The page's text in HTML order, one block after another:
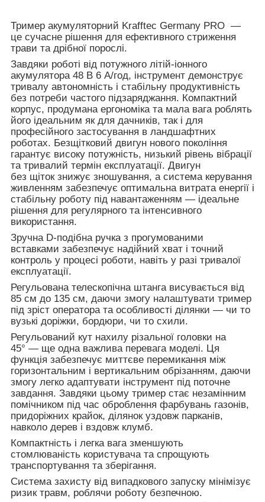
Тример акумуляторний Krafftec Germany PRO —
це сучасне рішення для ефективного стриження
трави та дрібної порослі.
Завдяки роботі від потужного літій-іонного
акумулятора 48 В 6 А/год, інструмент демонструє
тривалу автономність і стабільну продуктивність
без потреби частого підзаряджання. Компактний
корпус, продумана ергономіка та мала вага роблять
його ідеальним як для дачників, так і для
професійного застосування в ландшафтних
роботах. Безщітковий двигун нового покоління
гарантує високу потужність, низький рівень вібрації
та тривалий термін експлуатації. Двигун
без щіток знижує зношування, а система керування
живленням забезпечує оптимальна витрата енергії і
стабільну роботу під навантаженням — ідеальне
рішення для регулярного та інтенсивного
використання.
Зручна D-подібна ручка з прогумованими
вставками забезпечує надійний хват і точний
контроль у процесі роботи, навіть у разі тривалої
експлуатації.
Регульована телескопічна штанга висувається від
85 см до 135 см, даючи змогу налаштувати тример
під зріст оператора та особливості ділянки — чи то
вузькі доріжки, бордюри, чи то схили.
Регульований кут нахилу різальної головки на
45° — ще одна важлива перевага моделі. Ця
функція забезпечує миттєве перемикання між
горизонтальним і вертикальним обрізанням, даючи
змогу легко адаптувати інструмент під поточне
завдання. Завдяки цьому тример стає незамінним
помічником під час оброблення фарбувань газонів,
придоріжних крайок, ділянок уздовж парканів,
навколо дерев і вздовж клумб.
Компактність і легка вага зменшують
стомлюваність користувача та спрощують
транспортування та зберігання.
Система захисту від випадкового запуску мінімізує
ризик травм, роблячи роботу безпечною.